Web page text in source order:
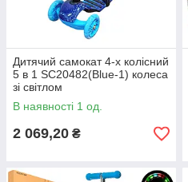
Дитячий самокат 4-х колісний
5 в 1 SC20482(Blue-1) колеса
зі світлом
В наявності 1 од.
2 069,20 ₴